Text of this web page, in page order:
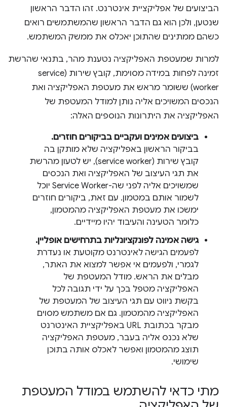
הביצועים של אפליקציית אינטרנט. זהו הדבר הראשון
שנטען, ולכן הוא גם הדבר הראשון שהמשתמשים רואים
כשהם ממתינים שהתוכן יאכלס את ממשק המשתמש.
למרות שמעטפת האפליקציה נטענת מהר, בתנאי שהרשת
זמינה לפחות במידה מסוימת, קובץ שירות (service
worker) ששומר מראש את מעטפת האפליקציה ואת
הנכסים המשויכים אליה נותן למודל המעטפת של
האפליקציה את היתרונות הנוספים האלה:
ביצועים אמינים ועקביים בביקורים חוזרים.
בביקור הראשון באפליקציה שלא מותקן בה
קובץ שירות (service worker), יש לטעון מהרשת
את תגי העיצוב של האפליקציה ואת הנכסים
שמשויכים אליה לפני שה-Service Worker יוכל
לשמור אותם במטמון. עם זאת, ביקורים חוזרים
ימשכו את מעטפת האפליקציה מהמטמון,
כלומר הטעינה והעיבוד יהיו מיידיים.
גישה אמינה לפונקציונליות בתרחישים אופליין.
לפעמים הגישה לאינטרנט מקוטעת או נעדרת
לגמרי, ולפעמים אי אפשר למצוא את האתר,
מבלים את הראש. מודל המעטפת של
האפליקציה מטפל בכך על ידי תגובה לכל
בקשת ניווט עם תגי העיצוב של המעטפת של
האפליקציה מהמטמון. גם אם משתמש מסוים
מבקר בכתובת URL באפליקציית האינטרנט
שלא נכנס אליה בעבר, מעטפת האפליקציה
תוצג מהמטמון ואפשר לאכלס אותה בתוכן
שימושי.
מתי כדאי להשתמש במודל המעטפת